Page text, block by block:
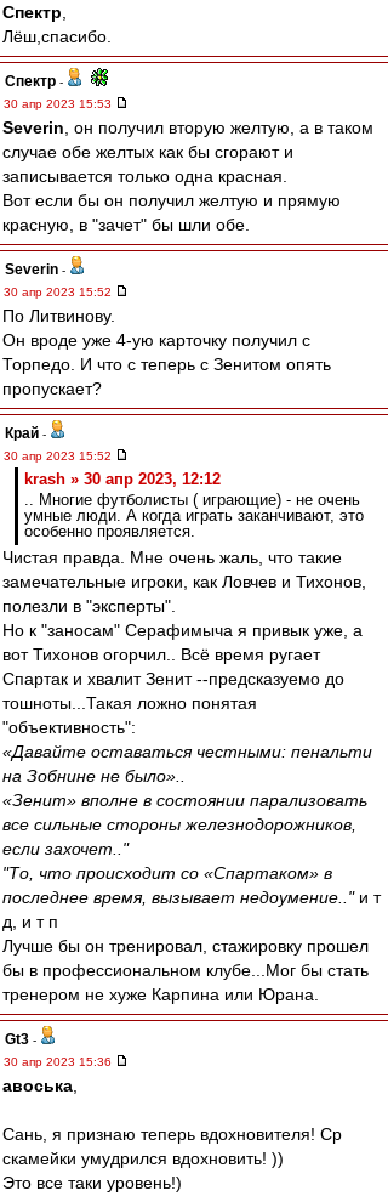
Спектр
Лёш,спасибо.
Спектр -
30 апр 2023 15:53
Severin , он получил вторую желтую, а в таком
случае обе желтых как бы сгорают и
записывается только одна красная.
Вот если бы он получил желтую и прямую
красную, в "зачет" бы шли обе.
Severin -
30 апр 2023 15:52
По Литвинову.
Он вроде уже 4-ую карточку получил с
Торпедо. И что с теперь с Зенитом опять
пропускает?
Край -
30 апр 2023 15:52
krash » 30 апр 2023, 12:12
.. Многие футболисты ( играющие) - не очень
умные люди. А когда играть заканчивают, это
особенно проявляется.
Чистая правда. Мне очень жаль, что такие
замечательные игроки, как Ловчев и Тихонов,
полезли в "эксперты".
Но к "заносам" Серафимыча я привык уже, а
вот Тихонов огорчил.. Всё время ругает
Спартак и хвалит Зенит --предсказуемо до
тошноты...Такая ложно понятая
"объективность":
«Давайте оставаться честными: пенальти
на Зобнине не было»..
«Зенит» вполне в состоянии парализовать
все сильные стороны железнодорожников,
если захочет.."
"То, что происходит со «Спартаком» в
последнее время, вызывает недоумение.."и т
д, и т п
Лучше бы он тренировал, стажировку прошел
бы в профессиональном клубе...Мог бы стать
тренером не хуже Карпина или Юрана.
Gt3 -
30 апр 2023 15:36
авоська
Сань, я признаю теперь вдохновителя! Ср
скамейки умудрился вдохновить! ))
Это все таки уровень!)